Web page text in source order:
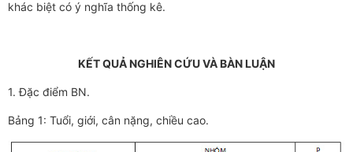
khác biệt có ý nghĩa thống kê.
KẾT QUẢ NGHIÊN CỨU VÀ BÀN LUẬN
1. Đặc điểm BN.
Bảng 1: Tuổi, giới, cân nặng, chiều cao.